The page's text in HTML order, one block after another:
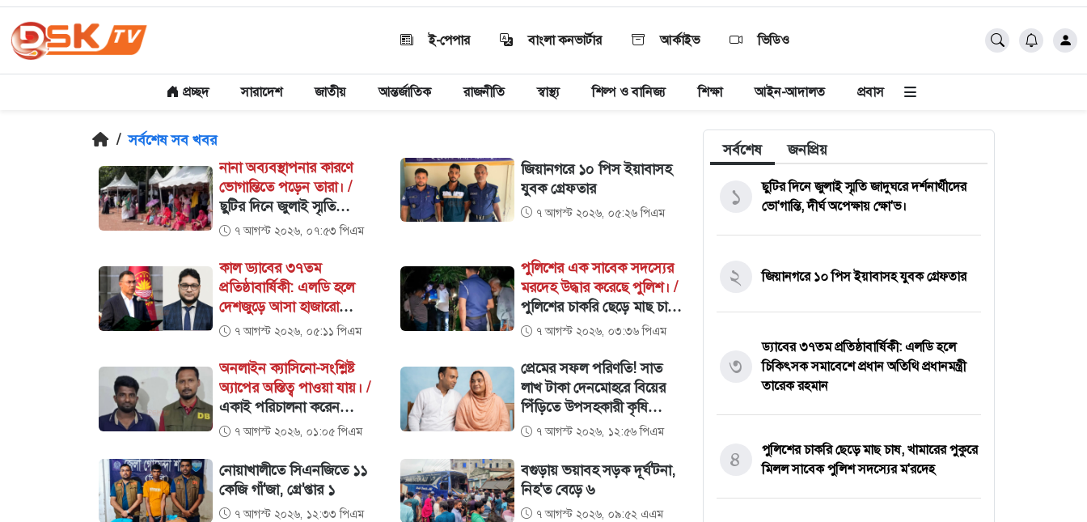
ই-পেপার বাংলা কনভার্টার আর্কাইভ ভিডিও
প্রচ্ছদ সারাদেশ জাতীয় আন্তর্জাতিক রাজনীতি স্বাস্থ্য শিল্প ও বানিজ্য শিক্ষা আইন-আদালত প্রবাস
/ সর্বশেষ সব খবর
নানা অব্যবস্থাপনার কারণে
ভোগান্তিতে পড়েন তারা। /
ছুটির দিনে জুলাই স্মৃতি
জাদুঘরে দর্শনার্থীদের ভো'গান্তি,
৭ আগস্ট ২০২৬, ০৭:৫৩ পিএম
জিয়ানগরে ১০ পিস ইয়াবাসহ
যুবক গ্রেফতার
৭ আগস্ট ২০২৬, ০৫:২৬ পিএম
কাল ড্যাবের ৩৭তম
প্রতিষ্ঠাবার্ষিকী: এলডি হলে
দেশজুড়ে আসা হাজারো
চিকিৎসকের মিলনমেলা /
এলডি হলে চিকিৎসক সমাবেশে
প্রধান অতিথি প্রধানমন্ত্রী তারেক
রহমান
৭ আগস্ট ২০২৬, ০৫:১১ পিএম
পুলিশের এক সাবেক সদস্যের
মরদেহ উদ্ধার করেছে পুলিশ। /
পুলিশের চাকরি ছেড়ে মাছ চাষ,
খামারের পুকুরে মিলল সাবেক
৭ আগস্ট ২০২৬, ০৩:৩৬ পিএম
অনলাইন ক্যাসিনো-সংশ্লিষ্ট
অ্যাপের অস্তিত্ব পাওয়া যায়। /
একাই পরিচালনা করেন
অনলাইন জু'য়ার ৩৮ অ্যাপ,
৭ আগস্ট ২০২৬, ০১:০৫ পিএম
প্রেমের সফল পরিণতি! সাত
লাখ টাকা দেনমোহরে বিয়ের
পিঁড়িতে উপসহকারী কৃষি
কর্মকর্তা মোস্তাফিজুর রহমান ও
৭ আগস্ট ২০২৬, ১২:৫৬ পিএম
নোয়াখালীতে সিএনজিতে ১১
কেজি গাঁ'জা, গ্রে'প্তার ১
৭ আগস্ট ২০২৬, ১২:৩৩ পিএম
বগুড়ায় ভয়াবহ সড়ক দূর্ঘ'টনা,
নিহ'ত বেড়ে ৬
৭ আগস্ট ২০২৬, ০৯:৫২ এএম
সর্বশেষ জনপ্রিয়
১
ছুটির দিনে জুলাই স্মৃতি জাদুঘরে দর্শনার্থীদের
ভো'গান্তি, দীর্ঘ অপেক্ষায় ক্ষো'ভ।
২ জিয়ানগরে ১০ পিস ইয়াবাসহ যুবক গ্রেফতার
৩
ড্যাবের ৩৭তম প্রতিষ্ঠাবার্ষিকী: এলডি হলে
চিকিৎসক সমাবেশে প্রধান অতিথি প্রধানমন্ত্রী
তারেক রহমান
৪
পুলিশের চাকরি ছেড়ে মাছ চাষ, খামারের পুকুরে
মিলল সাবেক পুলিশ সদস্যের ম'রদেহ